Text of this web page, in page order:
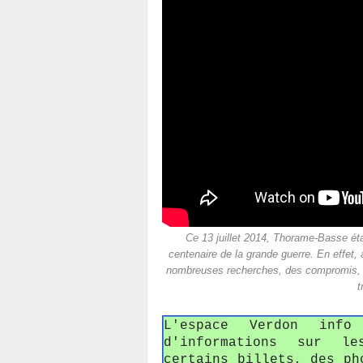
Ce 13 juillet 2014, Thorame-Basse
centenaire de la grande guerre. En
nombreuses recherches, des
L'espace Verdon
d'informations sur
certains billets, des